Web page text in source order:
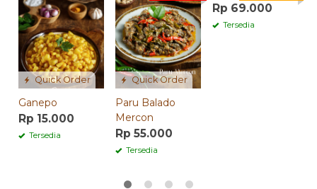
Quick Order
Ganepo
Rp 15.000
Tersedia
Quick Order
Paru Balado
Mercon
Rp 55.000
Tersedia
Rp 69.000
Tersedia